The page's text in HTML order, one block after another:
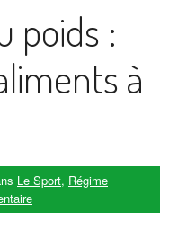
poids :
à
Le Sport, Régime